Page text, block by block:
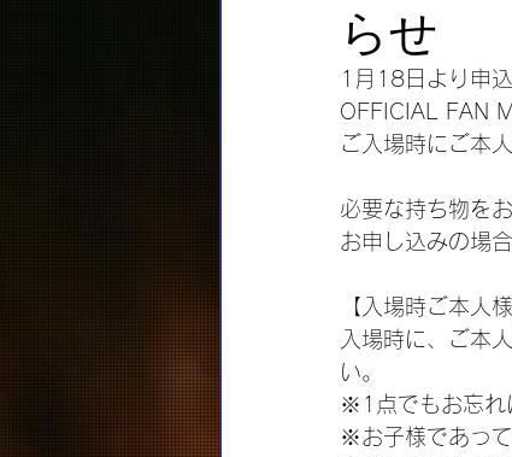
らせ
1月18日より申
OFFICIAL FAN
ご入場時にご本
必要な持ち物を
お申し込みの場
【入場時ご本人
入場時に、ご本
い。
※1点でもお忘れ
※お子様であって